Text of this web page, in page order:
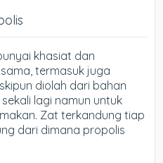
khasiat dan
termasuk juga
diolah dari bahan
lagi namun untuk
Zat terkandung tiap
dari dimana propolis